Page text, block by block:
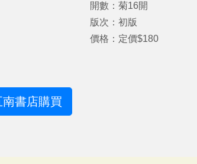
開數：菊16開
版次：初版
價格：定價$180
南書店購買